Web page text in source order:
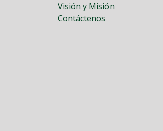
Visión y Misión
Contáctenos